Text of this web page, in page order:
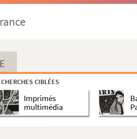
CIBLÉES
Imprimés
multimédia